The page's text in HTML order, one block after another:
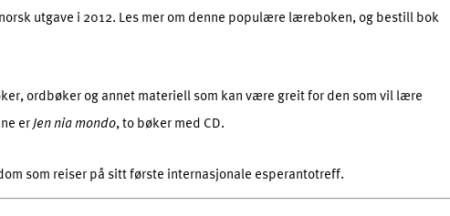
utgave i 2012. Les mer om denne populære læreboken, og bestill bok
ordbøker og annet materiell som kan være greit for den som vil lære
erJen nia mondo, to bøker med CD.
som reiser på sitt første internasjonale esperantotreff.